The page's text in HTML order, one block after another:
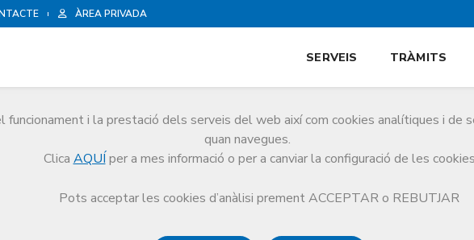
ÀREA PRIVADA
i la prestació dels serveis del web així com cookies analítiques i de
quan navegues.
Clica AQUÍ per a mes informació o per a canviar la configuració de les cookies
Pots acceptar les cookies d’anàlisi prement ACCEPTAR o REBUTJAR
SERVEIS TRÀMITS